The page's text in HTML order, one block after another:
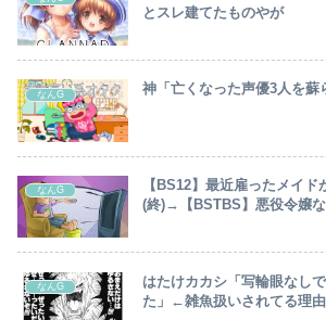
とスレ建てたものやが
なんG 神「亡くなった声優3人を蘇
なんG
【BS12】最近雇ったメイド
(終)→【BSTBS】悪役令嬢
なんG
はたけカカシ「写輪眼なし
た」←雑魚扱いされてる理由